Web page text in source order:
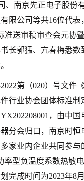
、南京先正电子股份
限公司等共16位代表
准送审稿审查会元协
长郭猛、亢春梅悉数
2022第（020）号文件
行业协会团体标准制
，由中
分会归口，南京时恒
家业内企业共同参与
率型负温度系数热敏
完成时间为2023年8